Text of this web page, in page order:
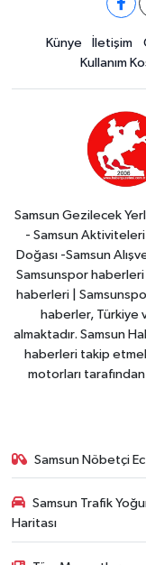
Künye İletişim
Kullanım
Samsun Gezilecek
- Samsun
Doğası -Samsun
Samsunspor
haberleri |
haberler, Türkiye
almaktadır. Samsun
haberleri takip
motorları
Samsun Nöbetçi
Samsun Trafik
Haritası